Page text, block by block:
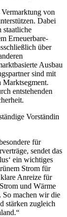
von
Dabei
staatliche
Erneuerbare-
über
Ausbau
sind mit
entstehenden
Vorständin
für
sendet das
ein wichtiges
Strom für
Anreize für
und Wärme
So machen wir die
stärken zugleich